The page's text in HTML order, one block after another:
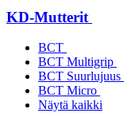
KD-Mutterit
BCT
BCT Multigrip
BCT Suurlujuus
BCT Micro
Näytä kaikki